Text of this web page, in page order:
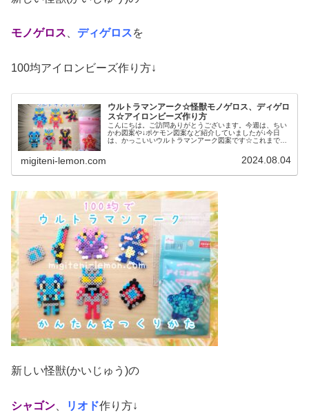
モノゲロス ディゲロスを
100均アイロンビーズ作り方↓
ウルトラマンアーク☆怪獣モノゲロス、ディゲロ
ス☆アイロンビーズ作り方
こんにちは。ご訪問ありがとうございます。今週は、ちい
かわ図案や↓ポケモン図案など紹介していましたが↓今日
は、かっこいいウルトラマンアーク図案です☆これまでに
migiteni-lemon.com 2024.08.04
新しい怪獣(かいじゅう)の
シャゴン リオド作り方↓